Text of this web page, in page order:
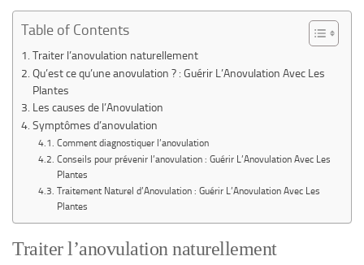
Table of Contents
Traiter l’anovulation naturellement
Qu’est ce qu’une anovulation ? : Guérir L’Anovulation Avec Les
Plantes
Les causes de l’Anovulation
Symptômes d’anovulation
Comment diagnostiquer l’anovulation
Conseils pour prévenir l’anovulation : Guérir L’Anovulation Avec Les
Plantes
Traitement Naturel d’Anovulation : Guérir L’Anovulation Avec Les
Plantes
Traiter l’anovulation naturellement